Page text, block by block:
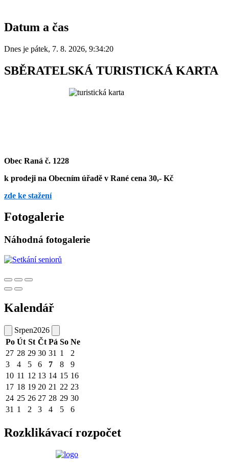
Datum a čas
Dnes je pátek, 7. 8. 2026, 9:34:20
SBĚRATELSKÁ TURISTICKÁ KARTA
Obec Raná č. 1228
k prodeji na Obecním úřadě v Rané cena 30,- Kč
zde ke stažení
Fotogalerie
Náhodná fotogalerie
Kalendář
Srpen2026
Po Út St Čt Pá So Ne
27 28 29 30 31 1
2
3
4 5 6 7 8
9
10 11 12 13 14 15 16
17 18 19 20 21 22 23
24 25 26 27 28 29 30
31 1 2 3 4 5 6
Rozklikávací rozpočet